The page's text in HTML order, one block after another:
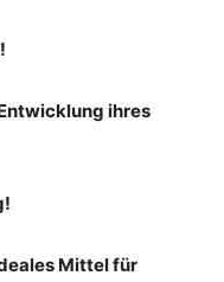
ihres
Mittel für